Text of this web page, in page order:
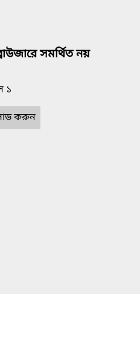
সমর্থিত নয়
১
করুন